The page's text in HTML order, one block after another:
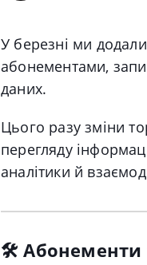
У березні ми
абонементами,
даних.
Цього разу зміни
перегляду
аналітики й
🛠️ Абонементи